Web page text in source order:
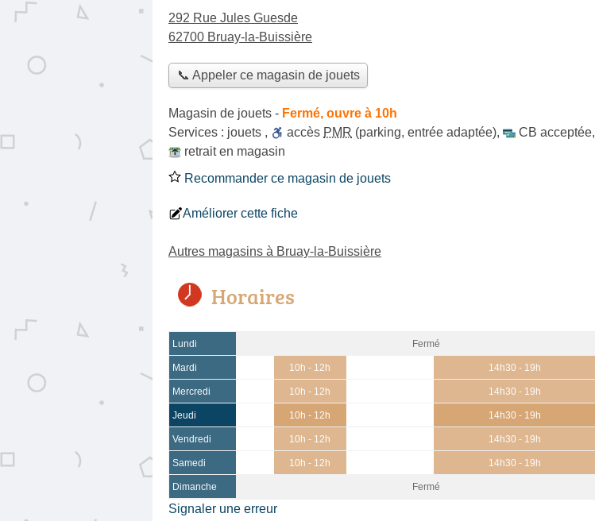
292 Rue Jules Guesde
62700 Bruay-la-Buissière
📞 Appeler ce magasin de jouets
Magasin de jouets - Fermé, ouvre à 10h
Services : jouets , accès PMR (parking, entrée adaptée), CB acceptée,
retrait en magasin
Recommander ce magasin de jouets
Améliorer cette fiche
Autres magasins à Bruay-la-Buissière
Horaires
Lundi Fermé
Mardi 10h - 12h 14h30 - 19h
Mercredi 10h - 12h 14h30 - 19h
Jeudi 10h - 12h 14h30 - 19h
Vendredi 10h - 12h 14h30 - 19h
Samedi 10h - 12h 14h30 - 19h
Dimanche Fermé
Signaler une erreur